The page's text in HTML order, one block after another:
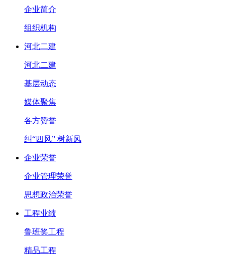
企业简介
组织机构
河北二建
河北二建
基层动态
媒体聚焦
各方赞誉
纠“四风” 树新风
企业荣誉
企业管理荣誉
思想政治荣誉
工程业绩
鲁班奖工程
精品工程